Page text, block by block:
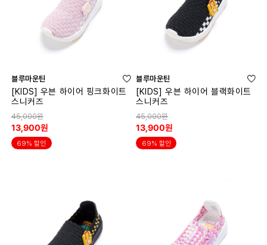
블루마운틴
[KIDS] 우븐 하이어 핑크화이트
스니커즈
45,000원
13,900원
69% 할인
블루마운틴
[KIDS] 우븐 하이어 블랙화이트
스니커즈
45,000원
13,900원
69% 할인